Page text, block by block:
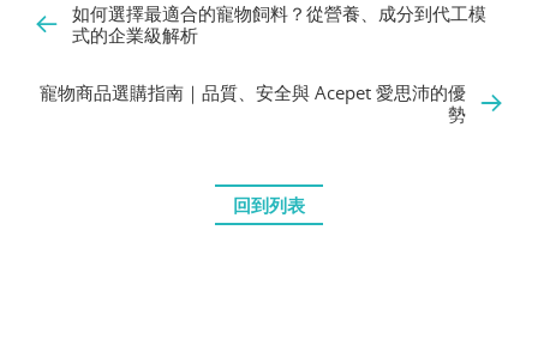
如何選擇最適合的寵物飼料？從營養、成分到代工模
式的企業級解析
寵物商品選購指南｜品質、安全與 Acepet 愛思沛的優
勢
回到列表